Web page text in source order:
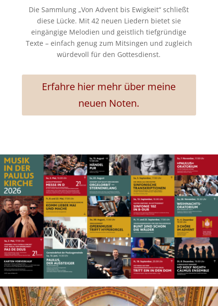
Die Sammlung „Von Advent bis Ewigkeit“ schließt
diese Lücke. Mit 42 neuen Liedern bietet sie
eingängige Melodien und geistlich tiefgründige
Texte – einfach genug zum Mitsingen und zugleich
würdevoll für den Gottesdienst.
Erfahre hier mehr über meine
neuen Noten.